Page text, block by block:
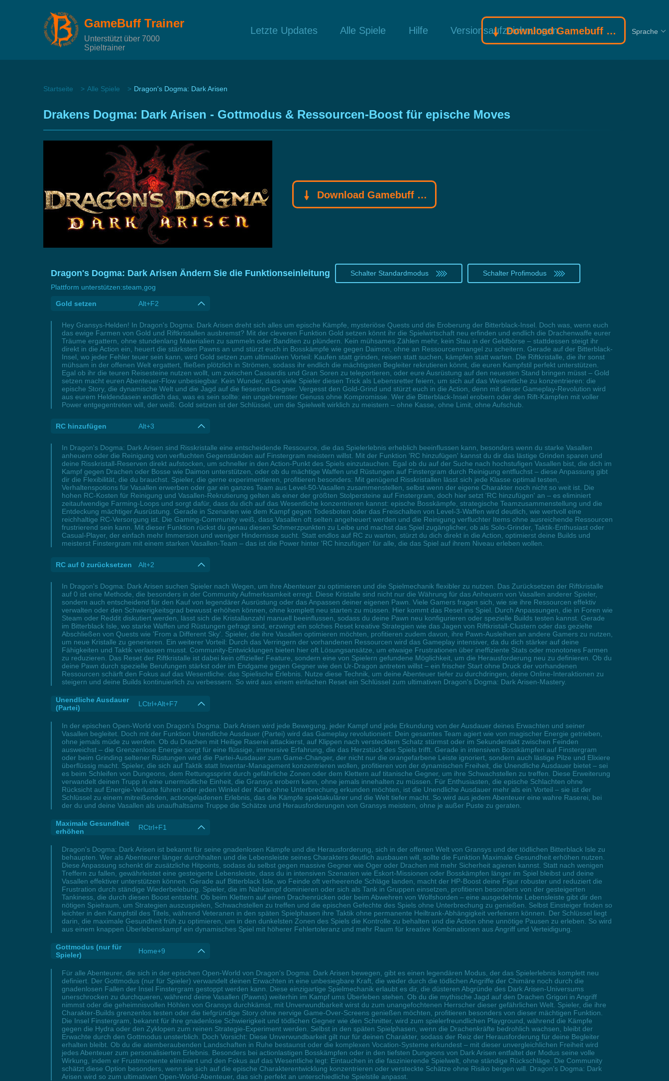
GameBuff Trainer
Unterstützt über 7000
Spieltrainer
Letzte Updates Alle Spiele Hilfe Versionsaufzeichnungen
Download Gamebuff Trainer Sprache
Startseite Alle Spiele Dragon's Dogma: Dark Arisen
Drakens Dogma: Dark Arisen - Gottmodus & Ressourcen-Boost für epische Moves
Download Gamebuff Trainer
Dragon's Dogma: Dark Arisen Ändern Sie die Funktionseinleitung Schalter Standardmodus
Schalter Profimodus
Plattform unterstützen:steam,gog
Gold setzen Alt+F2
Hey Gransys-Helden! In Dragon's Dogma: Dark Arisen dreht sich alles um epische Kämpfe, mysteriöse Quests und die Eroberung der Bitterblack-Insel. Doch was, wenn euch
das ewige Farmen von Gold und Riftkristallen ausbremst? Mit der cleveren Funktion Gold setzen könnt ihr die Spielwirtschaft neu erfinden und endlich die Drachenwaffe eurer
Träume ergattern, ohne stundenlang Materialien zu sammeln oder Banditen zu plündern. Kein mühsames Zählen mehr, kein Stau in der Geldbörse – stattdessen steigt ihr
direkt in die Action ein, heuert die stärksten Pawns an und stürzt euch in Bosskämpfe wie gegen Daimon, ohne an Ressourcenmangel zu scheitern. Gerade auf der Bitterblack-
Insel, wo jeder Fehler teuer sein kann, wird Gold setzen zum ultimativen Vorteil: Kaufen statt grinden, reisen statt suchen, kämpfen statt warten. Die Riftkristalle, die ihr sonst
mühsam in der offenen Welt ergattert, fließen plötzlich in Strömen, sodass ihr endlich die mächtigsten Begleiter rekrutieren könnt, die euren Kampfstil perfekt unterstützen.
Egal ob ihr die teuren Reisesteine nutzen wollt, um zwischen Cassardis und Gran Soren zu teleportieren, oder eure Ausrüstung auf den neuesten Stand bringen müsst – Gold
setzen macht euren Abenteuer-Flow unbesiegbar. Kein Wunder, dass viele Spieler diesen Trick als Lebensretter feiern, um sich auf das Wesentliche zu konzentrieren: die
epische Story, die dynamische Welt und die Jagd auf die fiesesten Gegner. Vergesst den Gold-Grind und stürzt euch in die Action, denn mit dieser Gameplay-Revolution wird
aus eurem Heldendasein endlich das, was es sein sollte: ein ungebremster Genuss ohne Kompromisse. Wer die Bitterblack-Insel erobern oder den Rift-Kämpfen mit voller
Power entgegentreten will, der weiß: Gold setzen ist der Schlüssel, um die Spielwelt wirklich zu meistern – ohne Kasse, ohne Limit, ohne Aufschub.
RC hinzufügen Alt+3
In Dragon's Dogma: Dark Arisen sind Risskristalle eine entscheidende Ressource, die das Spielerlebnis erheblich beeinflussen kann, besonders wenn du starke Vasallen
anheuern oder die Reinigung von verfluchten Gegenständen auf Finstergram meistern willst. Mit der Funktion 'RC hinzufügen' kannst du dir das lästige Grinden sparen und
deine Risskristall-Reserven direkt aufstocken, um schneller in den Action-Punkt des Spiels einzutauchen. Egal ob du auf der Suche nach hochstufigen Vasallen bist, die dich im
Kampf gegen Drachen oder Bosse wie Daimon unterstützen, oder ob du mächtige Waffen und Rüstungen auf Finstergram durch Reinigung entfluchst – diese Anpassung gibt
dir die Flexibilität, die du brauchst. Spieler, die gerne experimentieren, profitieren besonders: Mit genügend Risskristallen lässt sich jede Klasse optimal testen,
Verhaltenspotions für Vasallen erwerben oder gar ein ganzes Team aus Level-50-Vasallen zusammenstellen, selbst wenn der eigene Charakter noch nicht so weit ist. Die
hohen RC-Kosten für Reinigung und Vasallen-Rekrutierung gelten als einer der größten Stolpersteine auf Finstergram, doch hier setzt 'RC hinzufügen' an – es eliminiert
zeitaufwendige Farming-Loops und sorgt dafür, dass du dich auf das Wesentliche konzentrieren kannst: epische Bosskämpfe, strategische Teamzusammenstellung und die
Entdeckung mächtiger Ausrüstung. Gerade in Szenarien wie dem Kampf gegen Todesboten oder das Freischalten von Level-3-Waffen wird deutlich, wie wertvoll eine
reichhaltige RC-Versorgung ist. Die Gaming-Community weiß, dass Vasallen oft selten angeheuert werden und die Reinigung verfluchter Items ohne ausreichende Ressourcen
frustrierend sein kann. Mit dieser Funktion rückst du genau diesen Schmerzpunkten zu Leibe und machst das Spiel zugänglicher, ob als Solo-Grinder, Taktik-Enthusiast oder
Casual-Player, der einfach mehr Immersion und weniger Hindernisse sucht. Statt endlos auf RC zu warten, stürzt du dich direkt in die Action, optimierst deine Builds und
meisterst Finstergram mit einem starken Vasallen-Team – das ist die Power hinter 'RC hinzufügen' für alle, die das Spiel auf ihrem Niveau erleben wollen.
RC auf 0 zurücksetzen Alt+2
In Dragon's Dogma: Dark Arisen suchen Spieler nach Wegen, um ihre Abenteuer zu optimieren und die Spielmechanik flexibler zu nutzen. Das Zurücksetzen der Riftkristalle
auf 0 ist eine Methode, die besonders in der Community Aufmerksamkeit erregt. Diese Kristalle sind nicht nur die Währung für das Anheuern von Vasallen anderer Spieler,
sondern auch entscheidend für den Kauf von legendärer Ausrüstung oder das Anpassen deiner eigenen Pawn. Viele Gamers fragen sich, wie sie ihre Ressourcen effektiv
verwalten oder den Schwierigkeitsgrad bewusst erhöhen können, ohne komplett neu starten zu müssen. Hier kommt das Reset ins Spiel. Durch Anpassungen, die in Foren wie
Steam oder Reddit diskutiert werden, lässt sich die Kristallanzahl manuell beeinflussen, sodass du deine Pawn neu konfigurieren oder spezielle Builds testen kannst. Gerade
im Bitterblack Isle, wo starke Waffen und Rüstungen gefragt sind, erzwingt ein solches Reset kreative Strategien wie das Jagen von Riftkristall-Clustern oder das gezielte
Abschließen von Quests wie 'From a Different Sky'. Spieler, die ihre Vasallen optimieren möchten, profitieren zudem davon, ihre Pawn-Ausleihen an andere Gamers zu nutzen,
um neue Kristalle zu generieren. Ein weiterer Vorteil: Durch das Verringern der vorhandenen Ressourcen wird das Gameplay intensiver, da du dich stärker auf deine
Fähigkeiten und Taktik verlassen musst. Community-Entwicklungen bieten hier oft Lösungsansätze, um etwaige Frustrationen über ineffiziente Stats oder monotones Farmen
zu reduzieren. Das Reset der Riftkristalle ist dabei kein offizieller Feature, sondern eine von Spielern gefundene Möglichkeit, um die Herausforderung neu zu definieren. Ob du
deine Pawn durch spezielle Berufungen stärkst oder im Endgame gegen Gegner wie den Ur-Dragon antreten willst – ein frischer Start ohne Druck der vorhandenen
Ressourcen schärft den Fokus auf das Wesentliche: das Spielische Erlebnis. Nutze diese Technik, um deine Abenteuer tiefer zu durchdringen, deine Online-Interaktionen zu
steigern und deine Builds kontinuierlich zu verbessern. So wird aus einem einfachen Reset ein Schlüssel zum ultimativen Dragon's Dogma: Dark Arisen-Mastery.
Unendliche Ausdauer
(Partei)
LCtrl+Alt+F7
In der epischen Open-World von Dragon's Dogma: Dark Arisen wird jede Bewegung, jeder Kampf und jede Erkundung von der Ausdauer deines Erwachten und seiner
Vasallen begleitet. Doch mit der Funktion Unendliche Ausdauer (Partei) wird das Gameplay revolutioniert: Dein gesamtes Team agiert wie von magischer Energie getrieben,
ohne jemals müde zu werden. Ob du Drachen mit Heilige Raserei attackierst, auf Klippen nach verstecktem Schatz stürmst oder im Sekundentakt zwischen Feinden
ausweichst – die Grenzenlose Energie sorgt für eine flüssige, immersive Erfahrung, die das Herzstück des Spiels trifft. Gerade in intensiven Bosskämpfen auf Finstergram
oder beim Grinding seltener Rüstungen wird die Partei-Ausdauer zum Game-Changer, der nicht nur die orangefarbene Leiste ignoriert, sondern auch lästige Pilze und Elixiere
überflüssig macht. Spieler, die sich auf Taktik statt Inventar-Management konzentrieren wollen, profitieren von der dynamischen Freiheit, die Unendliche Ausdauer bietet – sei
es beim Schleifen von Dungeons, dem Rettungssprint durch gefährliche Zonen oder dem Klettern auf titanische Gegner, um ihre Schwachstellen zu treffen. Diese Erweiterung
verwandelt deinen Trupp in eine unermüdliche Einheit, die Gransys erobern kann, ohne jemals innehalten zu müssen. Für Enthusiasten, die epische Schlachten ohne
Rücksicht auf Energie-Verluste führen oder jeden Winkel der Karte ohne Unterbrechung erkunden möchten, ist die Unendliche Ausdauer mehr als ein Vorteil – sie ist der
Schlüssel zu einem mitreißenden, actiongeladenen Erlebnis, das die Kämpfe spektakulärer und die Welt tiefer macht. So wird aus jedem Abenteuer eine wahre Raserei, bei
der du und deine Vasallen als unaufhaltsame Truppe die Schätze und Herausforderungen von Gransys meistern, ohne je außer Puste zu geraten.
Maximale Gesundheit
erhöhen
RCtrl+F1
Dragon's Dogma: Dark Arisen ist bekannt für seine gnadenlosen Kämpfe und die Herausforderung, sich in der offenen Welt von Gransys und der tödlichen Bitterblack Isle zu
behaupten. Wer als Abenteurer länger durchhalten und die Lebensleiste seines Charakters deutlich ausbauen will, sollte die Funktion Maximale Gesundheit erhöhen nutzen.
Diese Anpassung schenkt dir zusätzliche Hitpoints, sodass du selbst gegen massive Gegner wie Oger oder Drachen mit mehr Sicherheit agieren kannst. Statt nach wenigen
Treffern zu fallen, gewährleistet eine gesteigerte Lebensleiste, dass du in intensiven Szenarien wie Eskort-Missionen oder Bosskämpfen länger im Spiel bleibst und deine
Vasallen effektiver unterstützen können. Gerade auf Bitterblack Isle, wo Feinde oft verheerende Schläge landen, macht der HP-Boost deine Figur robuster und reduziert die
Frustration durch ständige Wiederbelebung. Spieler, die im Nahkampf dominieren oder sich als Tank in Gruppen einsetzen, profitieren besonders von der gesteigerten
Tankiness, die durch diesen Boost entsteht. Ob beim Klettern auf einen Drachenrücken oder beim Abwehren von Wolfshorden – eine ausgedehnte Lebensleiste gibt dir den
nötigen Spielraum, um Strategien auszuspielen, Schwachstellen zu treffen und die epischen Gefechte des Spiels ohne Unterbrechung zu genießen. Selbst Einsteiger finden so
leichter in den Kampfstil des Titels, während Veteranen in den späten Spielphasen ihre Taktik ohne permanente Heiltrank-Abhängigkeit verfeinern können. Der Schlüssel liegt
darin, die maximale Gesundheit früh zu optimieren, um in den dunkelsten Zonen des Spiels die Kontrolle zu behalten und die Action ohne unnötige Pausen zu erleben. So wird
aus einem knappen Überlebenskampf ein dynamisches Spiel mit höherer Fehlertoleranz und mehr Raum für kreative Kombinationen aus Angriff und Verteidigung.
Gottmodus (nur für
Spieler)
Home+9
Für alle Abenteurer, die sich in der epischen Open-World von Dragon's Dogma: Dark Arisen bewegen, gibt es einen legendären Modus, der das Spielerlebnis komplett neu
definiert. Der Gottmodus (nur für Spieler) verwandelt deinen Erwachten in eine unbesiegbare Kraft, die weder durch die tödlichen Angriffe der Chimäre noch durch die
gnadenlosen Fallen der Insel Finstergram gestoppt werden kann. Diese einzigartige Spielmechanik erlaubt es dir, die düsteren Abgründe des Dark Arisen-Universums
unerschrocken zu durchqueren, während deine Vasallen (Pawns) weiterhin im Kampf ums Überleben stehen. Ob du die mythische Jagd auf den Drachen Grigori in Angriff
nimmst oder die geheimnisvollen Höhlen von Gransys durchkämst, mit Unverwundbarkeit wirst du zum unangefochtenen Herrscher dieser gefährlichen Welt. Spieler, die ihre
Charakter-Builds grenzenlos testen oder die tiefgründige Story ohne nervige Game-Over-Screens genießen möchten, profitieren besonders von dieser mächtigen Funktion.
Die Insel Finstergram, bekannt für ihre gnadenlose Schwierigkeit und tödlichen Gegner wie den Schnitter, wird zum spielerfreundlichen Playground, während die Kämpfe
gegen die Hydra oder den Zyklopen zum reinen Strategie-Experiment werden. Selbst in den späten Spielphasen, wenn die Drachenkräfte bedrohlich wachsen, bleibt der
Erwachte durch den Gottmodus unsterblich. Doch Vorsicht: Diese Unverwundbarkeit gilt nur für deinen Charakter, sodass der Reiz der Herausforderung für deine Begleiter
erhalten bleibt. Ob du die atemberaubenden Landschaften in Ruhe bestaunst oder die komplexen Vocation-Systeme erkundest – mit dieser unvergleichlichen Freiheit wird
jedes Abenteuer zum personalisierten Erlebnis. Besonders bei actionlastigen Bosskämpfen oder in den tiefsten Dungeons von Dark Arisen entfaltet der Modus seine volle
Wirkung, indem er Frustmomente eliminiert und den Fokus auf das Wesentliche legt: Eintauchen in die faszinierende Spielwelt, ohne ständige Rückschläge. Die Community
schätzt diese Option besonders, wenn sie sich auf die epische Charakterentwicklung konzentrieren oder versteckte Schätze ohne Risiko bergen will. Dragon's Dogma: Dark
Arisen wird so zum ultimativen Open-World-Abenteuer, das sich perfekt an unterschiedliche Spielstile anpasst.